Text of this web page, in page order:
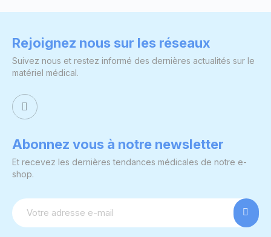
Rejoignez nous sur les réseaux
Suivez nous et restez informé des dernières actualités sur le
matériel médical.
Abonnez vous à notre newsletter
Et recevez les dernières tendances médicales de notre e-
shop.